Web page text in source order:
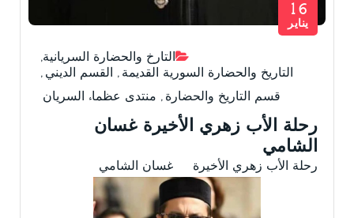
التارخ والحضارة السريانية,
التاريخ والحضارة السورية القديمة , القسم الديني ,
قسم التاريخ والحضارة , منتدى عظماء السريان
16
يناير
رحلة الأب زهري الأخيرة غسان
الشامي
رحلة الأب زهري الأخيرة غسان الشامي